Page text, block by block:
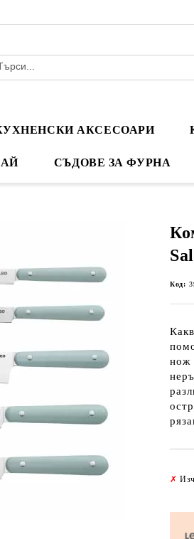
АКСЕСОАРИ
СЪДОВЕ ЗА ФУРНА
Код:
нож
✗